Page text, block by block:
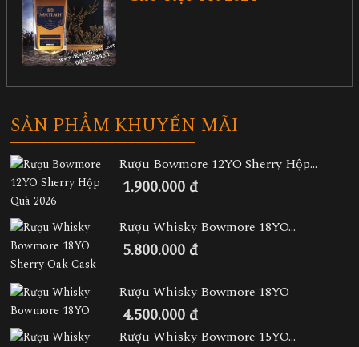
SẢN PHẨM KHUYẾN MÃI
Rượu Bowmore 12YO Sherry Hộp...
1.900.000 đ
Rượu Whisky Bowmore 18YO...
5.800.000 đ
Rượu Whisky Bowmore 18YO
4.500.000 đ
Rượu Whisky Bowmore 15YO...